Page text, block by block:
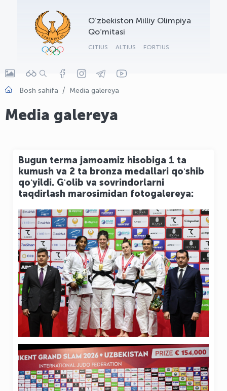
O‘zbekiston Milliy Olimpiya
Qo‘mitasi
CITIUS ALTIUS FORTIUS
Bosh sahifa Media galereya
Media galereya
Bugun terma jamoamiz hisobiga 1 ta
kumush va 2 ta bronza medallari qoʻshib
qoʻyildi. Gʻolib va sovrindorlarni
taqdirlash marosimidan fotogalereya:
OLYMPCHIK AI - yordamchi
Onlayn · olympic.uz